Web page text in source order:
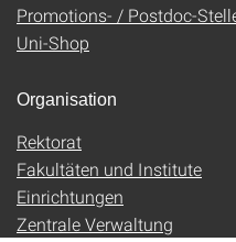
Promotions- / Postdoc-
Uni-Shop
Organisation
Rektorat
Fakultäten und Institute
Einrichtungen
Zentrale Verwaltung